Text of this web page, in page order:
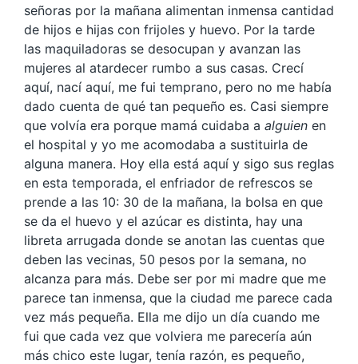
señoras por la mañana alimentan inmensa cantidad
de hijos e hijas con frijoles y huevo. Por la tarde
las maquiladoras se desocupan y avanzan las
mujeres al atardecer rumbo a sus casas. Crecí
aquí, nací aquí, me fui temprano, pero no me había
dado cuenta de qué tan pequeño es. Casi siempre
que volvía era porque mamá cuidaba a alguien en
el hospital y yo me acomodaba a sustituirla de
alguna manera. Hoy ella está aquí y sigo sus reglas
en esta temporada, el enfriador de refrescos se
prende a las 10: 30 de la mañana, la bolsa en que
se da el huevo y el azúcar es distinta, hay una
libreta arrugada donde se anotan las cuentas que
deben las vecinas, 50 pesos por la semana, no
alcanza para más. Debe ser por mi madre que me
parece tan inmensa, que la ciudad me parece cada
vez más pequeña. Ella me dijo un día cuando me
fui que cada vez que volviera me parecería aún
más chico este lugar, tenía razón, es pequeño,